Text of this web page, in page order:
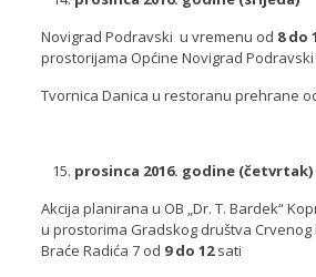
Novigrad Podravski u vremenu od 8 do
prostorijama Općine Novigrad Podravski
Tvornica Danica u restoranu prehrane
prosinca 2016. godine (četvrtak)
Akcija planirana u OB „Dr. T. Bardek“
u prostorima Gradskog društva Crvenog
Braće Radića 7 od 9 do 12sati